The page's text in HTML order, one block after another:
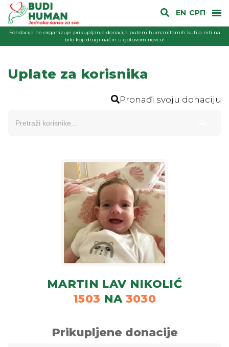
EN СРП
Fondacija ne organizuje prikupljanje donacija putem humanitarnih kutija niti na
bilo koji drugi način u gotovom novcu!
Uplate za korisnika
Pronađi svoju donaciju
MARTIN LAV NIKOLIĆ
1503 NA 3030
Prikupljene donacije